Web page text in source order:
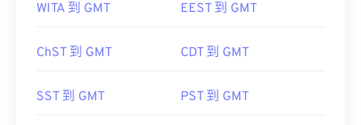
WITA 到 GMT EEST 到 GMT
ChST 到 GMT CDT 到 GMT
SST 到 GMT PST 到 GMT